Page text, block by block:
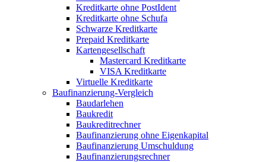
Kreditkarte ohne PostIdent
Kreditkarte ohne Schufa
Schwarze Kreditkarte
Prepaid Kreditkarte
Kartengesellschaft
Mastercard Kreditkarte
VISA Kreditkarte
Virtuelle Kreditkarte
Baufinanzierung-Vergleich
Baudarlehen
Baukredit
Baukreditrechner
Baufinanzierung ohne Eigenkapital
Baufinanzierung Umschuldung
Baufinanzierungsrechner